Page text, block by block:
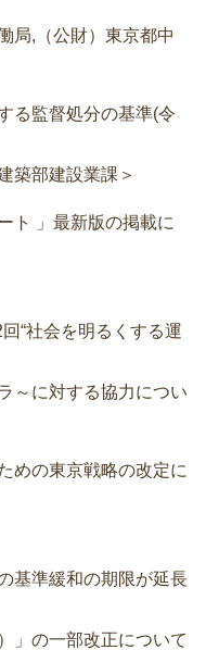
局,（公財）東京都中
る監督処分の基準(令
築部建設業課＞
ト 」最新版の掲載に
“社会を明るくする運
～に対する協力につい
めの東京戦略の改定に
基準緩和の期限が延長
」の一部改正について